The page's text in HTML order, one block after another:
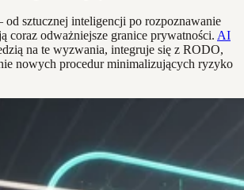
sztucznej inteligencji po rozpoznawanie
odważniejsze granice prywatności. AI
na te wyzwania, integruje się z RODO,
nowych procedur minimalizujących ryzyko